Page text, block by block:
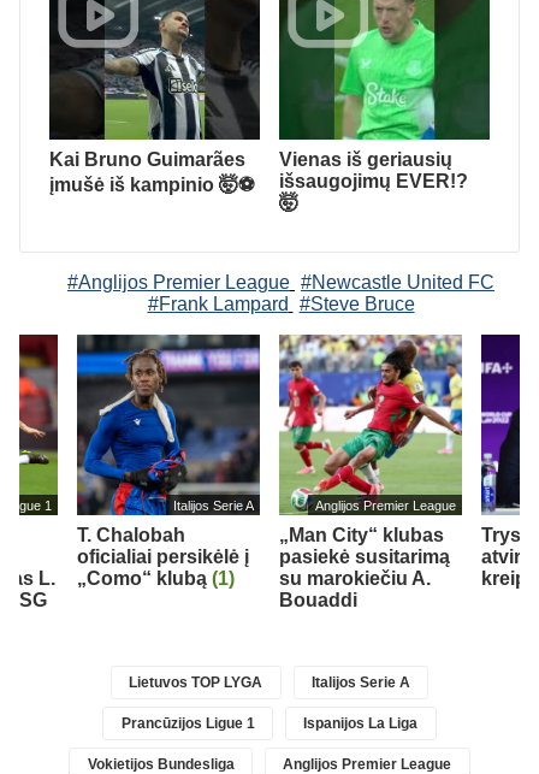
Kai Bruno Guimarães
įmušė iš kampinio 🤯⚽️
Vienas iš geriausių
išsaugojimų EVER!?
🤯
#Anglijos Premier League #Newcastle United FC
#Frank Lampard
#Steve Bruce
Ligue 1
L.
PSG
Italijos Serie A
T. Chalobah
oficialiai persikėlė į
„Como“ klubą (1)
Anglijos Premier League
„Man City“ klubas
pasiekė susitarimą
su marokiečiu A.
Bouaddi
Trys
atviru
Lietuvos TOP LYGA Italijos Serie A
Prancūzijos Ligue 1 Ispanijos La Liga
Vokietijos Bundesliga Anglijos Premier League